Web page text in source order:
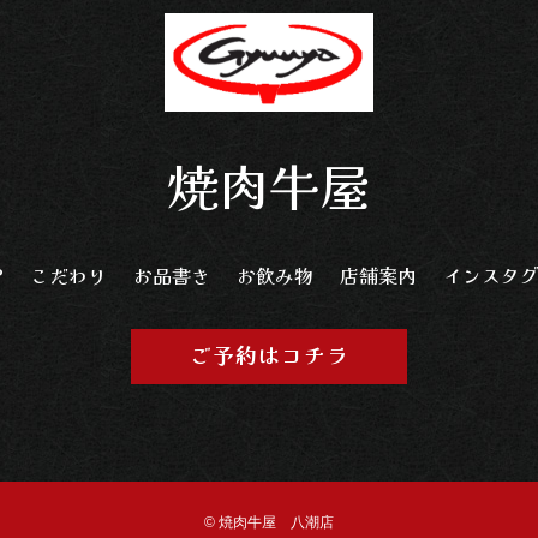
焼肉牛屋
こだわり お品書き お飲み物 店舗案内 インスタ
ご予約はコチラ
© 焼肉牛屋 八潮店